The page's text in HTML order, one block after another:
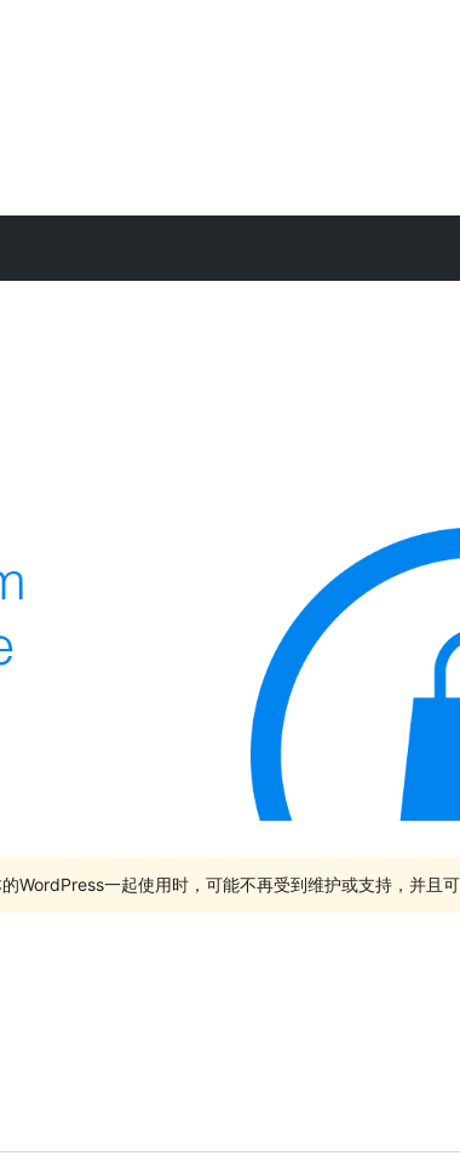
WordPress一起使用时，可能不再受到维护或支持，并且可